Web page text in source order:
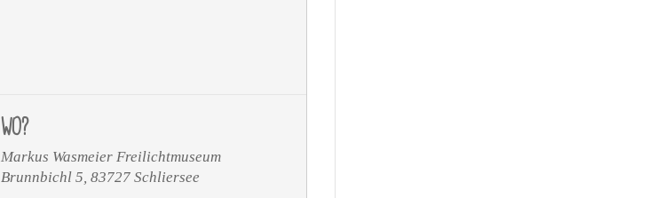
WO?
Markus Wasmeier Freilichtmuseum
Brunnbichl 5, 83727 Schliersee